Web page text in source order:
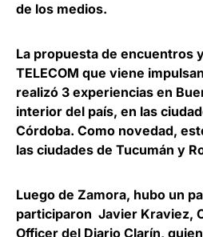
de los medios.
La propuesta de encuentros
TELECOM que viene
realizó 3 experiencias en
interior del país, en las
Córdoba. Como novedad,
las ciudades de Tucumán y
Luego de Zamora, hubo un
participaron Javier Kraviez,
Officer del Diario Clarín,